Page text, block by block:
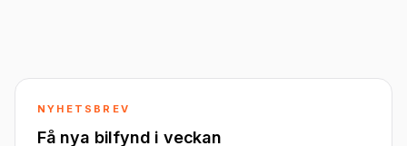
NYHETSBREV
Få nya bilfynd i veckan